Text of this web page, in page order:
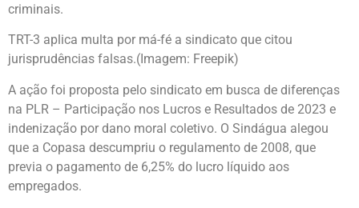
criminais.
TRT-3 aplica multa por má-fé a sindicato que citou
jurisprudências falsas.(Imagem: Freepik)
A ação foi proposta pelo sindicato em busca de diferenças
na PLR – Participação nos Lucros e Resultados de 2023 e
indenização por dano moral coletivo. O Sindágua alegou
que a Copasa descumpriu o regulamento de 2008, que
previa o pagamento de 6,25% do lucro líquido aos
empregados.